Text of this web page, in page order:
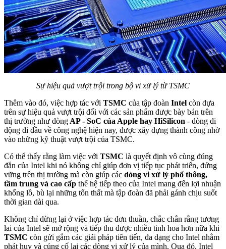
Sự hiệu quả vượt trội trong bộ vi xử lý từ TSMC
Thêm vào đó, việc hợp tác với TSMC của tập đoàn Intel còn dựa
trên sự hiệu quả vượt trội đối với các sản phẩm được bày bán trên
thị trường như dòng AP - SoC của Apple hay HiSilicon - dòng di
động đi đầu về công nghệ hiện nay, được xây dựng thành công nhờ
vào những kỹ thuật vượt trội của TSMC.
Có thể thấy rằng làm việc với TSMC là quyết định vô cùng đúng
đắn của Intel khi nó không chỉ giúp đơn vị tiếp tục phát triển, đứng
vững trên thị trường mà còn giúp các dòng vi xử lý phổ thông,
tầm trung và cao cấp thế hệ tiếp theo của Intel mang đến lợi nhuận
khổng lồ, bù lại những tổn thất mà tập đoàn đã phải gánh chịu suốt
thời gian dài qua.
Không chỉ dừng lại ở việc hợp tác đơn thuần, chắc chắn rằng tương
lai của Intel sẽ mở rộng và tiếp thu được nhiều tinh hoa hơn nữa khi
TSMC còn gửi gắm các giải pháp tiên tiến, đa dạng cho Intel nhằm
phát huy và củng cố lại các dòng vi xử lý của mình. Qua đó, Intel